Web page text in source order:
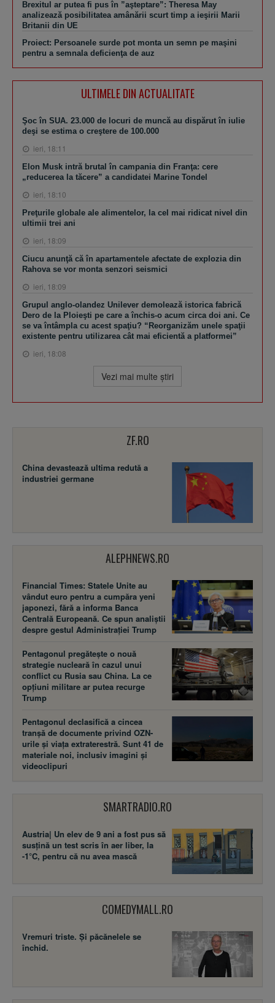
Brexitul ar putea fi pus în ”aşteptare”: Theresa May
analizează posibilitatea amânării scurt timp a ieşirii Marii
Britanii din UE
Proiect: Persoanele surde pot monta un semn pe maşini
pentru a semnala deficienţa de auz
ULTIMELE DIN ACTUALITATE
Şoc în SUA. 23.000 de locuri de muncă au dispărut în iulie
deşi se estima o creştere de 100.000
ieri, 18:11
Elon Musk intră brutal în campania din Franţa: cere
„reducerea la tăcere” a candidatei Marine Tondel
ieri, 18:10
Preţurile globale ale alimentelor, la cel mai ridicat nivel din
ultimii trei ani
ieri, 18:09
Ciucu anunţă că în apartamentele afectate de explozia din
Rahova se vor monta senzori seismici
ieri, 18:09
Grupul anglo-olandez Unilever demolează istorica fabrică
Dero de la Ploieşti pe care a închis-o acum circa doi ani. Ce
se va întâmpla cu acest spaţiu? “Reorganizăm unele spaţii
existente pentru utilizarea cât mai eficientă a platformei”
ieri, 18:08
Vezi mai multe ştiri
ZF.RO
China devastează ultima redută a
industriei germane
ALEPHNEWS.RO
Financial Times: Statele Unite au
vândut euro pentru a cumpăra yeni
japonezi, fără a informa Banca
Centrală Europeană. Ce spun analiștii
despre gestul Administrației Trump
Pentagonul pregătește o nouă
strategie nucleară în cazul unui
conflict cu Rusia sau China. La ce
opțiuni militare ar putea recurge
Trump
Pentagonul declasifică a cincea
tranșă de documente privind OZN-
urile și viața extraterestră. Sunt 41 de
materiale noi, inclusiv imagini și
videoclipuri
SMARTRADIO.RO
Austria| Un elev de 9 ani a fost pus să
susţină un test scris în aer liber, la
-1°C, pentru că nu avea mască
COMEDYMALL.RO
Vremuri triste. Şi păcănelele se
închid.